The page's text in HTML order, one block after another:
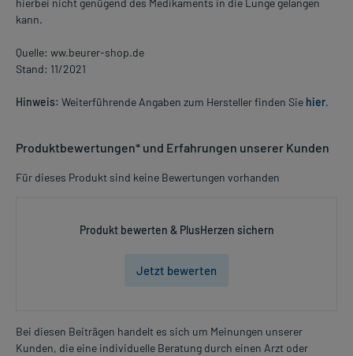
hierbei nicht genügend des Medikaments in die Lunge gelangen
kann.
Quelle: ww.beurer-shop.de
Stand: 11/2021
Hinweis: Weiterführende Angaben zum Hersteller finden Sie hier.
Produktbewertungen* und Erfahrungen unserer Kunden
Für dieses Produkt sind keine Bewertungen vorhanden
Produkt bewerten & PlusHerzen sichern
Jetzt bewerten
Bei diesen Beiträgen handelt es sich um Meinungen unserer
Kunden, die eine individuelle Beratung durch einen Arzt oder